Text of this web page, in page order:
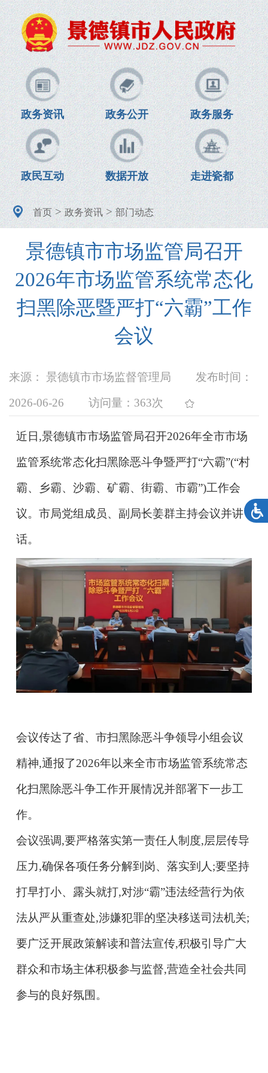
政务资讯 政务公开 政务服务
政民互动 数据开放 走进瓷都
首页>政务资讯>部门动态
景德镇市市场监管局召开
2026年市场监管系统常态化
扫黑除恶暨严打“六霸”工作
会议
来源： 景德镇市市场监督管理局 发布时间：
2026-06-26 访问量： 363次
近日,景德镇市市场监管局召开2026年全市市场
监管系统常态化扫黑除恶斗争暨严打“六霸”(“村
霸、乡霸、沙霸、矿霸、街霸、市霸”)工作会
议。市局党组成员、副局长姜群主持会议并讲
话。
会议传达了省、市扫黑除恶斗争领导小组会议
精神,通报了2026年以来全市市场监管系统常态
化扫黑除恶斗争工作开展情况并部署下一步工
作。
会议强调,要严格落实第一责任人制度,层层传导
压力,确保各项任务分解到岗、落实到人;要坚持
打早打小、露头就打,对涉“霸”违法经营行为依
法从严从重查处,涉嫌犯罪的坚决移送司法机关;
要广泛开展政策解读和普法宣传,积极引导广大
群众和市场主体积极参与监督,营造全社会共同
参与的良好氛围。